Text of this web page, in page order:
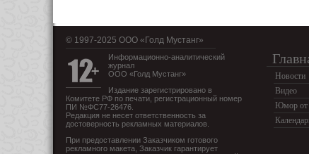
© 1997-2025 OOO «Голд Мустанг»
Информационно-аналитический
журнал
ООО «Голд Мустанг»
Издание зарегистрировано в
Комитете РФ по печати, регистрационный номер
ПИ №ФС77-26476.
Редакция не несет ответственность за
достоверность рекламных материалов.
При предоставлении Заказчиком готового
рекламного макета, Заказчик гарантирует
Новости
Видео
Юмор от